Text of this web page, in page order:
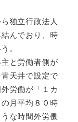
独立行政法人
んでおり、時
。
と労働者側が
天井で設定で
労働が「１カ
月平均８０時
な時間外労働